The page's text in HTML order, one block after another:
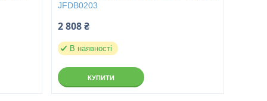
JFDB0203
2 808 ₴
В наявності
КУПИТИ